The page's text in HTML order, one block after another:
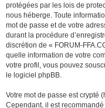
protégées par les lois de
nous héberge. Toute
mot de passe et de votre
durant la procédure
discrétion de « FORUM-
quelle information de votre
votre profil, vous pouvez
le logiciel phpBB.
Votre mot de passe est crypté
Cependant, il est